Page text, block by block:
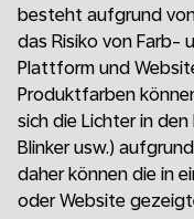
besteht aufgrund
das Risiko von Farb-
Plattform und
Produktfarben
sich die Lichter in
Blinker usw.)
daher können die in
oder Website